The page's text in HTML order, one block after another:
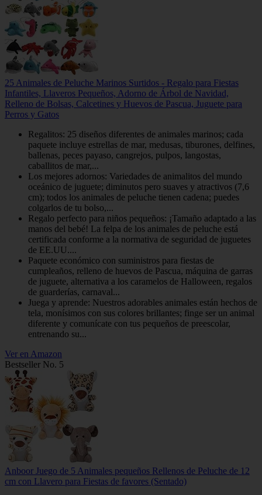
25 Animales de Peluche Marinos Surtidos - Regalo para Fiestas
Infantiles, Llaveros Pequeños, Adorno de Árbol de Navidad,
Relleno de Bolsas, Calcetines y Huevos de Pascua, Juguete para
Perros y Gatos
Regalitos: 25 diseños diferentes de animales marinos; cada
paquete incluye estrellas de mar, medusas, tiburones, delfines,
ballenas, peces payaso, cangrejos, pulpos, langostas,
caballitos de mar,...
Los mejores adornos: Variedades de animalitos del mundo
oceánico de juguete; diminutos pero suaves y atractivos (7,6
cm); todos los animales de peluche tienen cadena; puedes
colgarlos de tu bolso,...
Regalo perfecto para niños pequeños: ¡Tamaño adaptado a las
manos del bebé! La felpa de los animales de peluche está
certificada conforme a la normativa de seguridad de juguetes
de EE.UU....
Paquete económico con suministros para fiestas de
cumpleaños, relleno de huevos de Pascua, máquina de garras
de juguete, alternativa a los caramelos de Halloween, regalos
de guarderías, carnaval...
Juega y aprende: Nuestros adorables animales están hechos de
tela, monísimos con sus colores brillantes; finge ser un animal
diferente y comunícate con tus pequeños de preescolar,
entrenando su...
Ver en Amazon
Bestseller No. 5
Anboor Juego de 5 Animales pequeños Rellenos de Peluche de 12
cm con Llavero para Fiestas de favores (Sentado)